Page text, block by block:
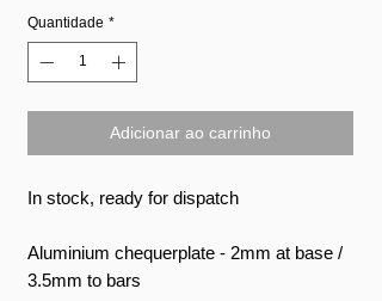
Quantidade *
Adicionar ao carrinho
In stock, ready for dispatch
Aluminium chequerplate - 2mm at base /
3.5mm to bars